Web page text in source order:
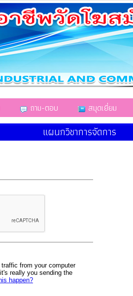
ถาม-ตอบ สมุดเยี่ยม
แผนกวิชาการจัดการ